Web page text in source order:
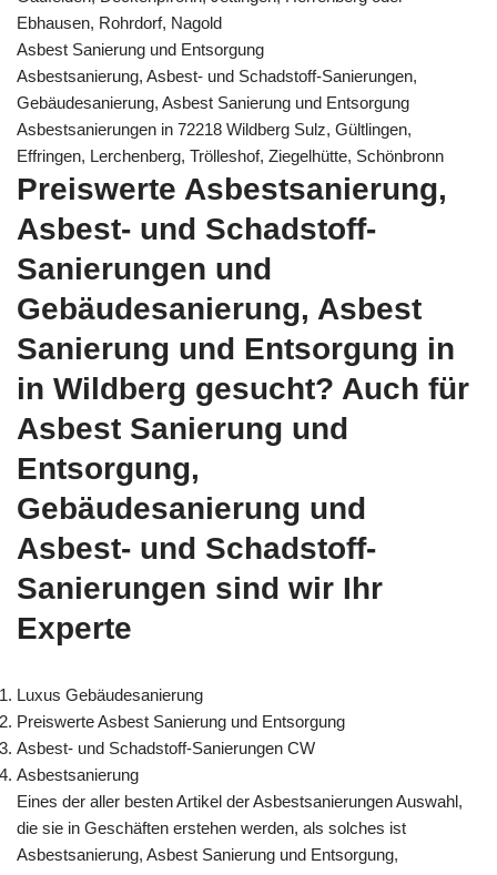
Ebhausen, Rohrdorf, Nagold
Asbest Sanierung und Entsorgung
Asbestsanierung, Asbest- und Schadstoff-Sanierungen,
Gebäudesanierung, Asbest Sanierung und Entsorgung
Asbestsanierungen in 72218 Wildberg Sulz, Gültlingen,
Effringen, Lerchenberg, Trölleshof, Ziegelhütte, Schönbronn
Preiswerte Asbestsanierung,
Asbest- und Schadstoff-
Sanierungen und
Gebäudesanierung, Asbest
Sanierung und Entsorgung in
in Wildberg gesucht? Auch für
Asbest Sanierung und
Entsorgung,
Gebäudesanierung und
Asbest- und Schadstoff-
Sanierungen sind wir Ihr
Experte
Luxus Gebäudesanierung
Preiswerte Asbest Sanierung und Entsorgung
Asbest- und Schadstoff-Sanierungen CW
Asbestsanierung
Eines der aller besten Artikel der Asbestsanierungen Auswahl,
die sie in Geschäften erstehen werden, als solches ist
Asbestsanierung, Asbest Sanierung und Entsorgung,